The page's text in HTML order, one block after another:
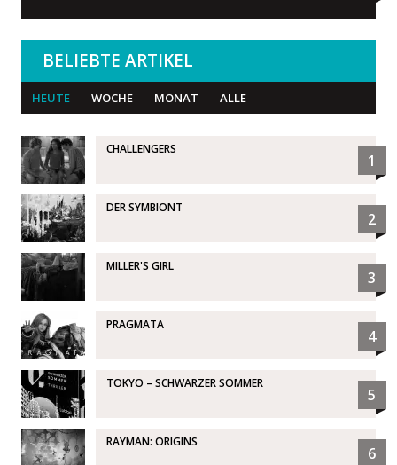
BELIEBTE ARTIKEL
HEUTE WOCHE MONAT ALLE
CHALLENGERS
1
DER SYMBIONT
2
MILLER'S GIRL
3
PRAGMATA
4
TOKYO – SCHWARZER SOMMER
5
RAYMAN: ORIGINS
6